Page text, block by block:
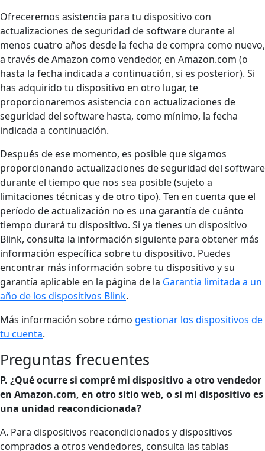
Ofreceremos asistencia para tu dispositivo con
actualizaciones de seguridad de software durante al
menos cuatro años desde la fecha de compra como nuevo,
a través de Amazon como vendedor, en Amazon.com (o
hasta la fecha indicada a continuación, si es posterior). Si
has adquirido tu dispositivo en otro lugar, te
proporcionaremos asistencia con actualizaciones de
seguridad del software hasta, como mínimo, la fecha
indicada a continuación.
Después de ese momento, es posible que sigamos
proporcionando actualizaciones de seguridad del software
durante el tiempo que nos sea posible (sujeto a
limitaciones técnicas y de otro tipo). Ten en cuenta que el
período de actualización no es una garantía de cuánto
tiempo durará tu dispositivo. Si ya tienes un dispositivo
Blink, consulta la información siguiente para obtener más
información específica sobre tu dispositivo. Puedes
encontrar más información sobre tu dispositivo y su
garantía aplicable en la página de la Garantía limitada a un
año de los dispositivos Blink.
Más información sobre cómo gestionar los dispositivos de
tu cuenta.
Preguntas frecuentes
P. ¿Qué ocurre si compré mi dispositivo a otro vendedor
en Amazon.com, en otro sitio web, o si mi dispositivo es
una unidad reacondicionada?
A. Para dispositivos reacondicionados y dispositivos
comprados a otros vendedores, consulta las tablas